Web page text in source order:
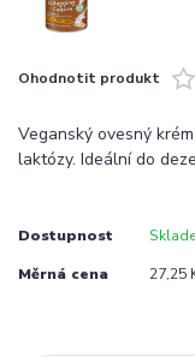
Ohodnotit produkt
Veganský ovesný
laktózy. Ideální do
Dostupnost
Měrná cena 27,25